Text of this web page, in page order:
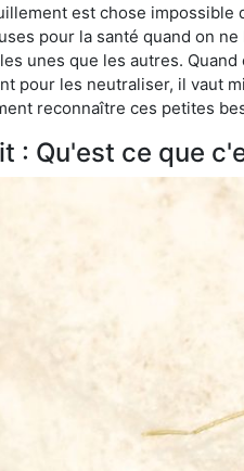
est chose
pour la santé quand on
unes que les autres.
pour les neutraliser, il vaut
reconnaître ces petites
: Qu'est ce que